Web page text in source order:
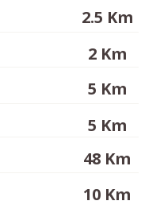
2.5 Km
2 Km
5 Km
5 Km
48 Km
10 Km